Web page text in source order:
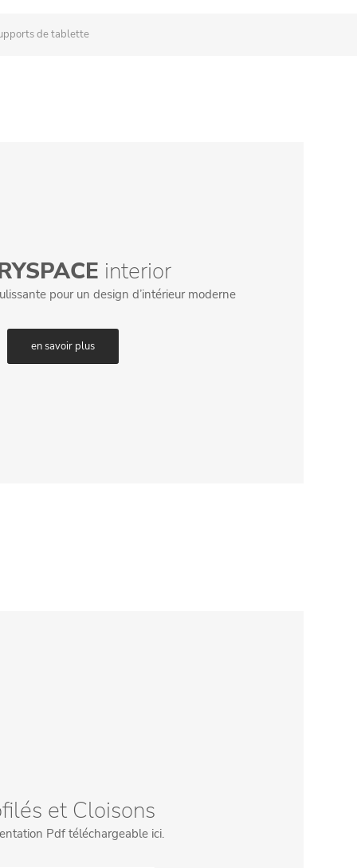
de tablette
interior
pour un design d’intérieur moderne
en savoir plus
et Cloisons
Pdf téléchargeable ici.